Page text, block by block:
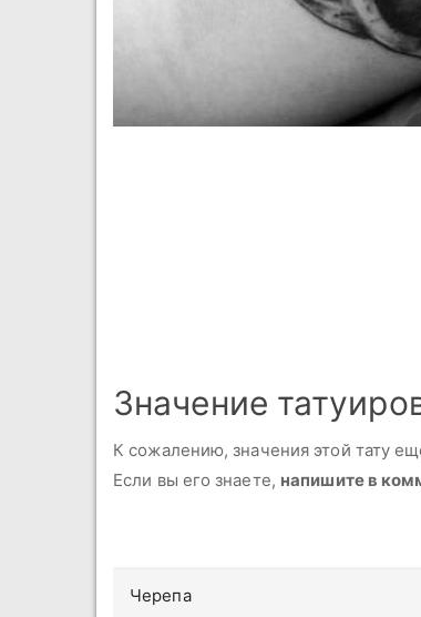
Значение
К сожалению, значения этой тату
Если вы его знаете, напишите в
Черепа